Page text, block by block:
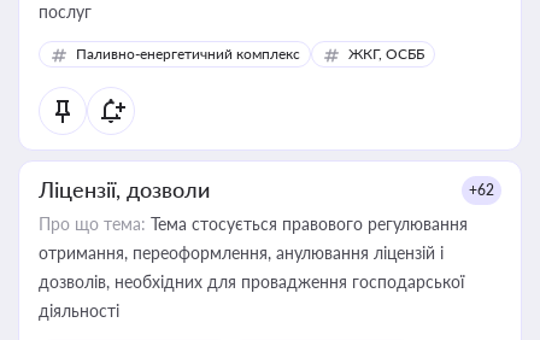
послуг
Паливно-енергетичний комплекс ЖКГ, ОСББ
Ліцензії, дозволи +62
Про що тема: Тема стосується правового регулювання
отримання, переоформлення, анулювання ліцензій і
дозволів, необхідних для провадження господарської
діяльності